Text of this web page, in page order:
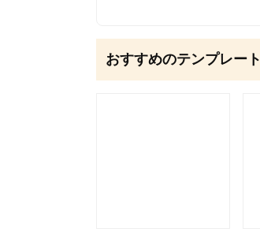
おすすめのテンプレート